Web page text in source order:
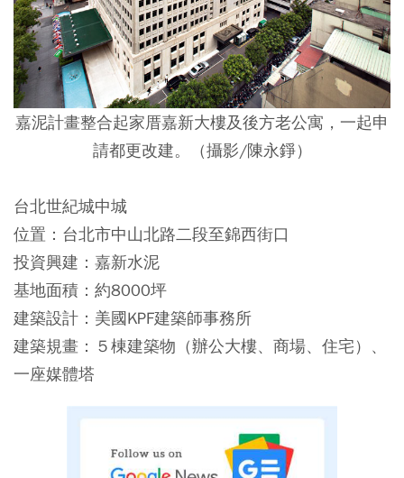
嘉泥計畫整合起家厝嘉新大樓及後方老公寓，一起申
請都更改建。（攝影/陳永錚）
台北世紀城中城
位置：台北市中山北路二段至錦西街口
投資興建：嘉新水泥
基地面積：約8000坪
建築設計：美國KPF建築師事務所
建築規畫：５棟建築物（辦公大樓、商場、住宅）、
一座媒體塔